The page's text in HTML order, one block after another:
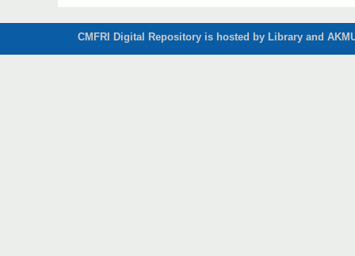
CMFRI Digital Repository is hosted by Library and